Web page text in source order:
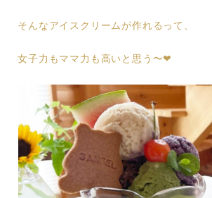
そんなアイスクリームが作れるって、
女子力もママ力も高いと思う〜❤︎